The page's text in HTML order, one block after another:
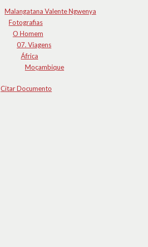
Malangatana Valente Ngwenya
Fotografias
O Homem
07. Viagens
África
Moçambique
Citar Documento